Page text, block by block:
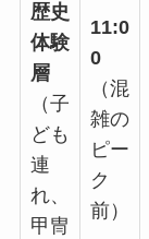
歴史
体験
層
（子
ども
連
れ、
甲冑
11:0
0
（混
雑の
ピー
ク
前）